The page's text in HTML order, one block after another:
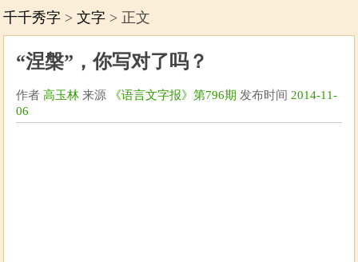
千千秀字 >文字 > 正文
“涅槃”，你写对了吗？
作者高玉林 来源 《语言文字报》第796期 发布时间 2014-11-
06